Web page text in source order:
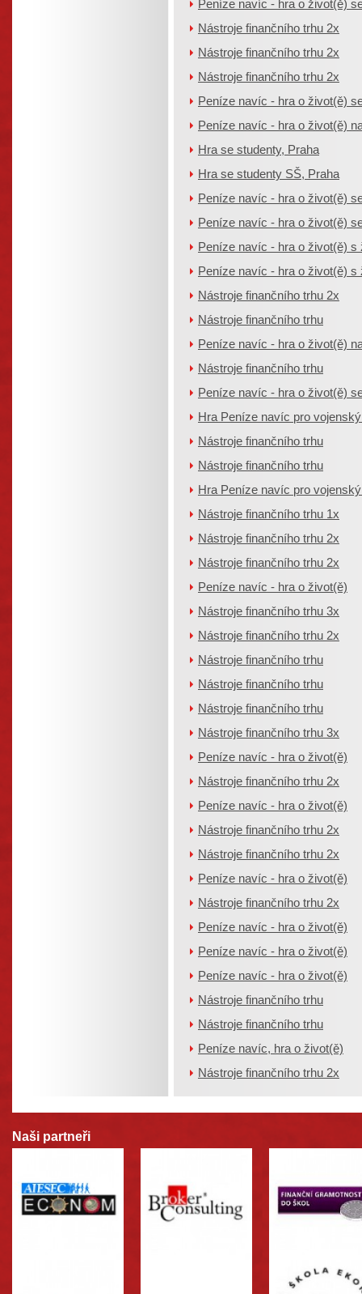
Peníze navíc - hra o život(ě)
Nástroje finančního trhu 2x
Nástroje finančního trhu 2x
Nástroje finančního trhu 2x
Peníze navíc - hra o život(ě)
Peníze navíc - hra o život(ě)
Hra se studenty, Praha
Hra se studenty SŠ, Praha
Peníze navíc - hra o život(ě)
Peníze navíc - hra o život(ě)
Peníze navíc - hra o život(ě) s
Peníze navíc - hra o život(ě) s
Nástroje finančního trhu 2x
Nástroje finančního trhu
Peníze navíc - hra o život(ě)
Nástroje finančního trhu
Peníze navíc - hra o život(ě)
Hra Peníze navíc pro
Nástroje finančního trhu
Nástroje finančního trhu
Hra Peníze navíc pro
Nástroje finančního trhu 1x
Nástroje finančního trhu 2x
Nástroje finančního trhu 2x
Peníze navíc - hra o život(ě)
Nástroje finančního trhu 3x
Nástroje finančního trhu 2x
Nástroje finančního trhu
Nástroje finančního trhu
Nástroje finančního trhu
Nástroje finančního trhu 3x
Peníze navíc - hra o život(ě)
Nástroje finančního trhu 2x
Peníze navíc - hra o život(ě)
Nástroje finančního trhu 2x
Nástroje finančního trhu 2x
Peníze navíc - hra o život(ě)
Nástroje finančního trhu 2x
Peníze navíc - hra o život(ě)
Peníze navíc - hra o život(ě)
Peníze navíc - hra o život(ě)
Nástroje finančního trhu
Nástroje finančního trhu
Peníze navíc, hra o život(ě)
Nástroje finančního trhu 2x
Naši partneři